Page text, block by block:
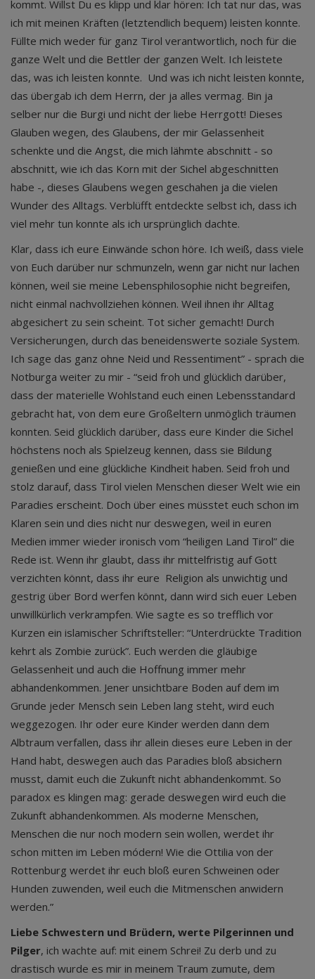
kommt. Willst Du es klipp und klar hören: Ich tat nur das, was
ich mit meinen Kräften (letztendlich bequem) leisten konnte.
Füllte mich weder für ganz Tirol verantwortlich, noch für die
ganze Welt und die Bettler der ganzen Welt. Ich leistete
das, was ich leisten konnte. Und was ich nicht leisten konnte,
das übergab ich dem Herrn, der ja alles vermag. Bin ja
selber nur die Burgi und nicht der liebe Herrgott! Dieses
Glauben wegen, des Glaubens, der mir Gelassenheit
schenkte und die Angst, die mich lähmte abschnitt - so
abschnitt, wie ich das Korn mit der Sichel abgeschnitten
habe -, dieses Glaubens wegen geschahen ja die vielen
Wunder des Alltags. Verblüfft entdeckte selbst ich, dass ich
viel mehr tun konnte als ich ursprünglich dachte.
Klar, dass ich eure Einwände schon höre. Ich weiß, dass viele
von Euch darüber nur schmunzeln, wenn gar nicht nur lachen
können, weil sie meine Lebensphilosophie nicht begreifen,
nicht einmal nachvollziehen können. Weil ihnen ihr Alltag
abgesichert zu sein scheint. Tot sicher gemacht! Durch
Versicherungen, durch das beneidenswerte soziale System.
Ich sage das ganz ohne Neid und Ressentiment” - sprach die
Notburga weiter zu mir - “seid froh und glücklich darüber,
dass der materielle Wohlstand euch einen Lebensstandard
gebracht hat, von dem eure Großeltern unmöglich träumen
konnten. Seid glücklich darüber, dass eure Kinder die Sichel
höchstens noch als Spielzeug kennen, dass sie Bildung
genießen und eine glückliche Kindheit haben. Seid froh und
stolz darauf, dass Tirol vielen Menschen dieser Welt wie ein
Paradies erscheint. Doch über eines müsstet euch schon im
Klaren sein und dies nicht nur deswegen, weil in euren
Medien immer wieder ironisch vom “heiligen Land Tirol” die
Rede ist. Wenn ihr glaubt, dass ihr mittelfristig auf Gott
verzichten könnt, dass ihr eure Religion als unwichtig und
gestrig über Bord werfen könnt, dann wird sich euer Leben
unwillkürlich verkrampfen. Wie sagte es so trefflich vor
Kurzen ein islamischer Schriftsteller: “Unterdrückte Tradition
kehrt als Zombie zurück”. Euch werden die gläubige
Gelassenheit und auch die Hoffnung immer mehr
abhandenkommen. Jener unsichtbare Boden auf dem im
Grunde jeder Mensch sein Leben lang steht, wird euch
weggezogen. Ihr oder eure Kinder werden dann dem
Albtraum verfallen, dass ihr allein dieses eure Leben in der
Hand habt, deswegen auch das Paradies bloß absichern
musst, damit euch die Zukunft nicht abhandenkommt. So
paradox es klingen mag: gerade deswegen wird euch die
Zukunft abhandenkommen. Als moderne Menschen,
Menschen die nur noch modern sein wollen, werdet ihr
schon mitten im Leben módern! Wie die Ottilia von der
Rottenburg werdet ihr euch bloß euren Schweinen oder
Hunden zuwenden, weil euch die Mitmenschen anwidern
werden.”
Liebe Schwestern und Brüdern, werte Pilgerinnen und
Pilger, ich wachte auf: mit einem Schrei! Zu derb und zu
drastisch wurde es mir in meinem Traum zumute, dem